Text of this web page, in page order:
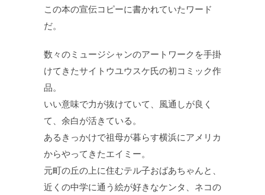
この本の宣伝コピーに書かれていたワード
だ。
数々のミュージシャンのアートワークを手掛
けてきたサイトウユウスケ氏の初コミック作
品。
いい意味で力が抜けていて、風通しが良く
て、余白が活きている。
あるきっかけで祖母が暮らす横浜にアメリカ
からやってきたエイミー。
元町の丘の上に住むテル子おばあちゃんと、
近くの中学に通う絵が好きなケンタ、ネコの